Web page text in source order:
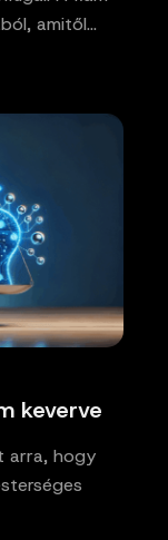
amitől…
keverve
arra, hogy